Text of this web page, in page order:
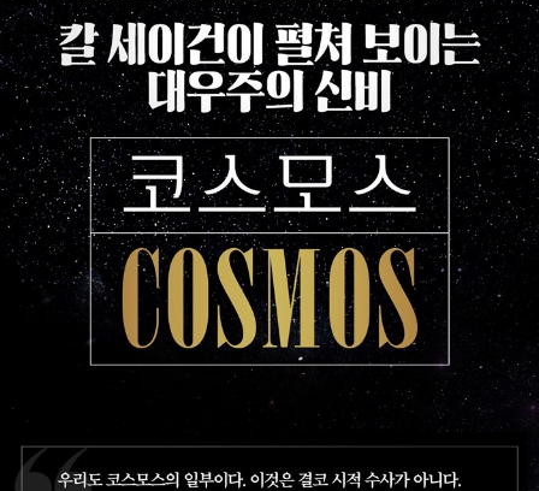
영화로 상영되어 전 세계에 감동을 선사했다. 이 외에도 『우주의 지적
생명(Intelligent Life in the Universe)』(1966년), 『우주적 연관성
(The Cosmic Connection)』(1973년), 『화성과 인간의 마음(Mar
s and the Mind of Man)』(1973년) 『브로카의 뇌 (Broca's Brai
n)』(1974년), 『다른 세계들(Other Worlds)』』(1975), 『창백한 푸
른 점(Pale blue dot)』(1994년), 『악령이 출몰하는 세상(The De
mon haunted world)』(1995년), 『에필로그(Billions & Billions)』
(1997년) 등을 썼다. 평생 동안 우주에 대한 꿈과 희망을 일구었던
그는 1996년 12월 20일에 골수성 백혈병으로 세상을 떠났다.